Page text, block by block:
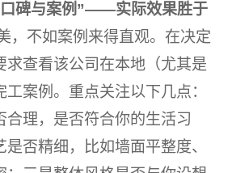
口碑与案例”——实际效果胜于
，不如案例来得直观。在决定
求查看该公司在本地（尤其是
案例。重点关注以下几点：
合理，是否符合你的生活习
否精细，比如墙面平整度、